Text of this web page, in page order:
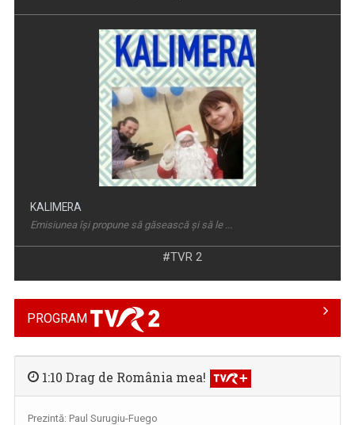
KALIMERA
Emisiunea își propune să găsească și să le ...
#TVR 2
PROGRAM
1:10 Drag de România mea!
Prezintă: Paul Surugiu-Fuego